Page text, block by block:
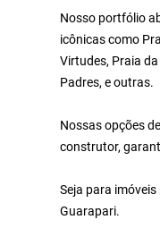
Nosso portfólio
icônicas como
Virtudes, Praia
Padres, e outras.
Nossas opções
construtor,
Seja para
Guarapari.